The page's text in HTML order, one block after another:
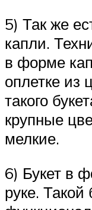
5) Так же
капли.
в форме
оплетке из
такого
крупные
мелкие.
6) Букет в
руке. Такой